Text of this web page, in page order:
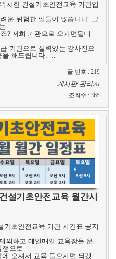
치한 건설기초안전교육 기관입
운 위험한 일들이 많습니다. 그
? 저희 기관으로 오시면됩니
기관으로 실력있는 강사진으
을 해드립니다. …
글 번호 : 219
게시판 관리자
조회수 : 365
설기초안전교육 월간시
기초안전교육 기관 시간표 공지
외하고 매일매일 교육장을 운
정으로
오셔서 교육 들으시면 되겠